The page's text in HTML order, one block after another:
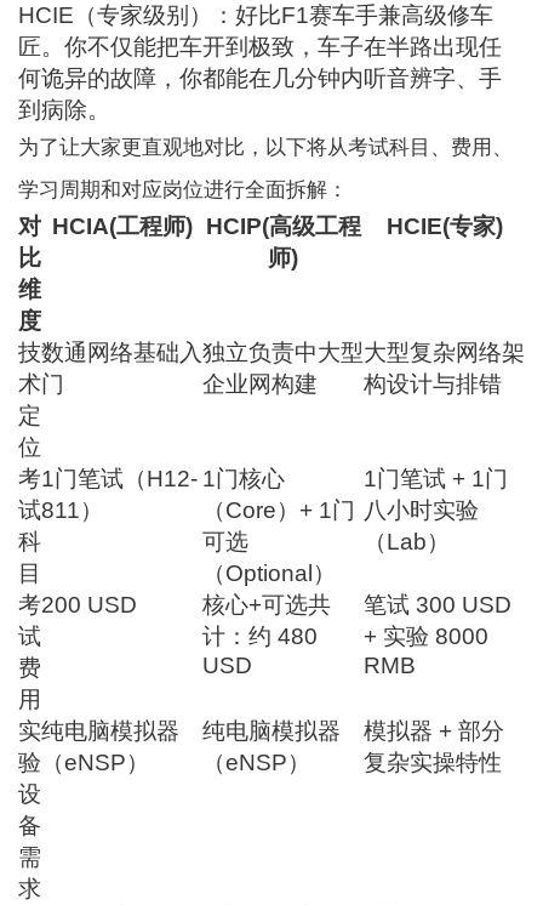
HCIE（专家级别）：好比F1赛车手兼高级修车
匠。你不仅能把车开到极致，车子在半路出现任
何诡异的故障，你都能在几分钟内听音辨字、手
到病除。
为了让大家更直观地对比，以下将从考试科目、费用、
学习周期和对应岗位进行全面拆解：
对
比
维
度
HCIA(工程师) HCIP(高级工程
师)
HCIE(专家)
技
术
定
位
数通网络基础入
门
独立负责中大型
企业网构建
大型复杂网络架
构设计与排错
考
试
科
目
1门笔试（H12-
811）
1门核心
（Core）+ 1门
可选
（Optional）
1门笔试 + 1门
八小时实验
（Lab）
考
试
费
用
200 USD
核心+可选共
计：约 480
USD
笔试 300 USD
+ 实验 8000
RMB
实
验
设
备
需
求
纯电脑模拟器
（eNSP）
纯电脑模拟器
（eNSP）
模拟器 + 部分
复杂实操特性